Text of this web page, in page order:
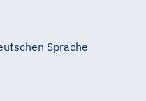
Sprache